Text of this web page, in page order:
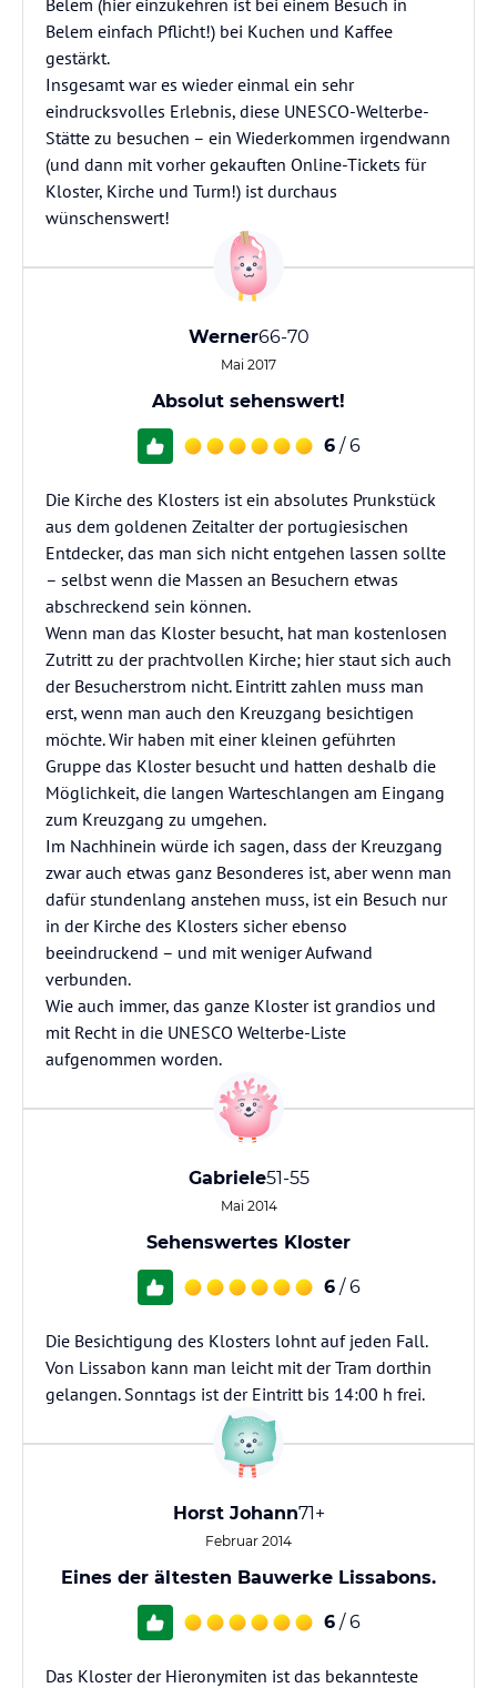
Belem (hier einzukehren ist bei einem Besuch in
Belem einfach Pflicht!) bei Kuchen und Kaffee
gestärkt.
Insgesamt war es wieder einmal ein sehr
eindrucksvolles Erlebnis, diese UNESCO-Welterbe-
Stätte zu besuchen – ein Wiederkommen irgendwann
(und dann mit vorher gekauften Online-Tickets für
Kloster, Kirche und Turm!) ist durchaus
wünschenswert!
Werner66-70
Mai 2017
Absolut sehenswert!
6 / 6
Die Kirche des Klosters ist ein absolutes Prunkstück
aus dem goldenen Zeitalter der portugiesischen
Entdecker, das man sich nicht entgehen lassen sollte
– selbst wenn die Massen an Besuchern etwas
abschreckend sein können.
Wenn man das Kloster besucht, hat man kostenlosen
Zutritt zu der prachtvollen Kirche; hier staut sich auch
der Besucherstrom nicht. Eintritt zahlen muss man
erst, wenn man auch den Kreuzgang besichtigen
möchte. Wir haben mit einer kleinen geführten
Gruppe das Kloster besucht und hatten deshalb die
Möglichkeit, die langen Warteschlangen am Eingang
zum Kreuzgang zu umgehen.
Im Nachhinein würde ich sagen, dass der Kreuzgang
zwar auch etwas ganz Besonderes ist, aber wenn man
dafür stundenlang anstehen muss, ist ein Besuch nur
in der Kirche des Klosters sicher ebenso
beeindruckend – und mit weniger Aufwand
verbunden.
Wie auch immer, das ganze Kloster ist grandios und
mit Recht in die UNESCO Welterbe-Liste
aufgenommen worden.
Gabriele51-55
Mai 2014
Sehenswertes Kloster
6 / 6
Die Besichtigung des Klosters lohnt auf jeden Fall.
Von Lissabon kann man leicht mit der Tram dorthin
gelangen. Sonntags ist der Eintritt bis 14:00 h frei.
Horst Johann71+
Februar 2014
Eines der ältesten Bauwerke Lissabons.
6 / 6
Das Kloster der Hieronymiten ist das bekannteste